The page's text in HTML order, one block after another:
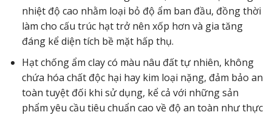
nhiệt độ cao nhằm loại bỏ độ ẩm ban đầu, đồng thời
làm cho cấu trúc hạt trở nên xốp hơn và gia tăng
đáng kể diện tích bề mặt hấp thụ.
Hạt chống ẩm clay có màu nâu đất tự nhiên, không
chứa hóa chất độc hại hay kim loại nặng, đảm bảo an
toàn tuyệt đối khi sử dụng, kể cả với những sản
phẩm yêu cầu tiêu chuẩn cao về độ an toàn như thực